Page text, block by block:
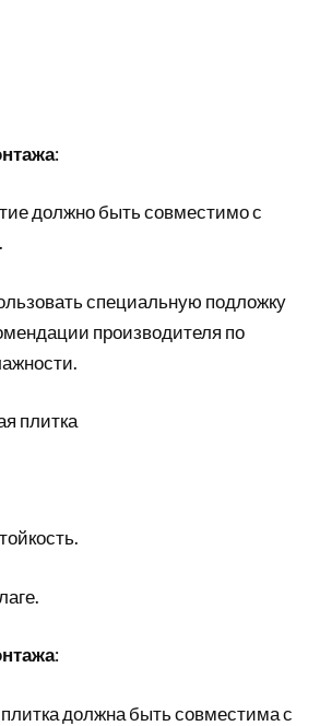
:
должно быть совместимо с
специальную подложку
производителя по
плитка
:
должна быть совместима с